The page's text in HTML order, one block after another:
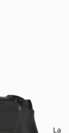
La